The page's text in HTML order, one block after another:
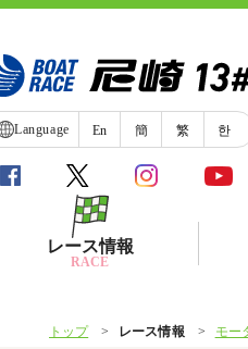
Language En 簡 繁 한
レース情報
RACE
トップ レース情報 モー